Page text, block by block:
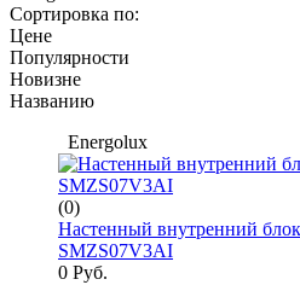
Сортировка по:
Цене
Популярности
Новизне
Названию
Energolux
(0)
Настенный внутренний
SMZS07V3AI
0 Руб.